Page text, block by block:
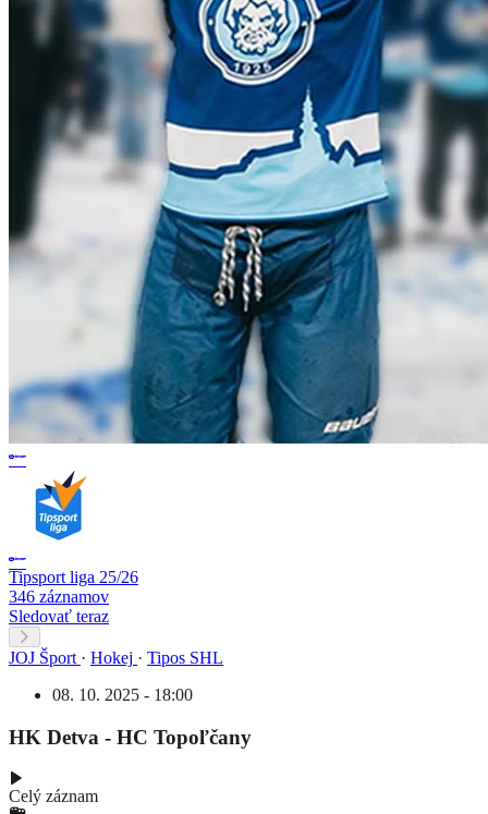
Tipsport liga 25/26
346 záznamov
Sledovať teraz
JOJ Šport · Hokej · Tipos SHL
08. 10. 2025 - 18:00
HK Detva - HC Topoľčany
Celý záznam